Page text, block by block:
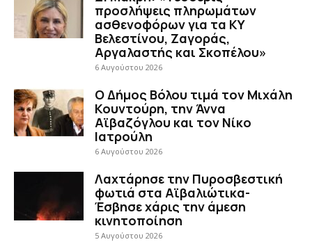
προσλήψεις πληρωμάτων
ασθενοφόρων για τα ΚΥ
Βελεστίνου, Ζαγοράς,
Αργαλαστής και Σκοπέλου»
6 Αυγούστου 2026
Ο Δήμος Βόλου τιμά τον Μιχάλη
Κουντούρη, την Άννα
Αϊβαζόγλου και τον Νίκο
Ιατρούλη
6 Αυγούστου 2026
Λαχτάρησε την Πυροσβεστική
φωτιά στα Αϊβαλιώτικα-
Έσβησε χάρις την άμεση
κινητοποίηση
5 Αυγούστου 2026